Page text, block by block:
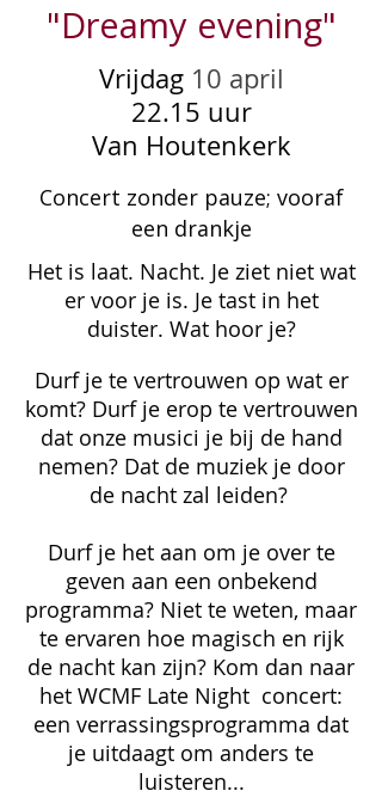
"Dreamy evening"
Vrijdag 10 april
22.15 uur
Van Houtenkerk
Concert zonder pauze; vooraf
een drankje
Het is laat. Nacht. Je ziet niet wat
er voor je is. Je tast in het
duister. Wat hoor je?
Durf je te vertrouwen op wat er
komt? Durf je erop te vertrouwen
dat onze musici je bij de hand
nemen? Dat de muziek je door
de nacht zal leiden?
Durf je het aan om je over te
geven aan een onbekend
programma? Niet te weten, maar
te ervaren hoe magisch en rijk
de nacht kan zijn? Kom dan naar
het WCMF Late Night concert:
een verrassingsprogramma dat
je uitdaagt om anders te
luisteren...